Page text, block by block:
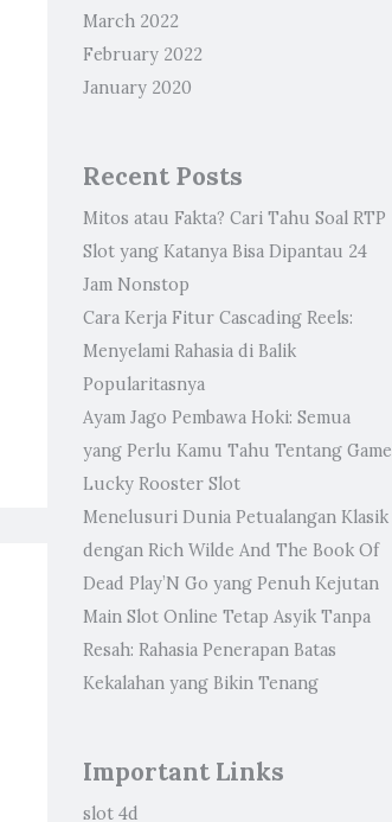
March 2022
February 2022
January 2020
Recent Posts
Mitos atau Fakta? Cari Tahu Soal RTP
Slot yang Katanya Bisa Dipantau 24
Jam Nonstop
Cara Kerja Fitur Cascading Reels:
Menyelami Rahasia di Balik
Popularitasnya
Ayam Jago Pembawa Hoki: Semua
yang Perlu Kamu Tahu Tentang Game
Lucky Rooster Slot
Menelusuri Dunia Petualangan Klasik
dengan Rich Wilde And The Book Of
Dead Play’N Go yang Penuh Kejutan
Main Slot Online Tetap Asyik Tanpa
Resah: Rahasia Penerapan Batas
Kekalahan yang Bikin Tenang
Important Links
slot 4d